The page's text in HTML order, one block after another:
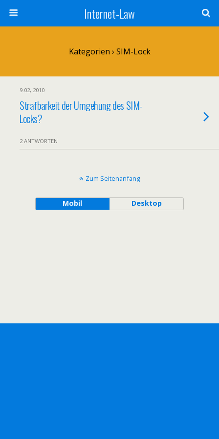
Internet-Law
Kategorien › SIM-Lock
9.02, 2010
Strafbarkeit der Umgehung des SIM-
Locks?
2 ANTWORTEN
Zum Seitenanfang
Mobil Desktop